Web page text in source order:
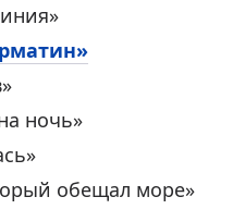
ночь»
обещал море»